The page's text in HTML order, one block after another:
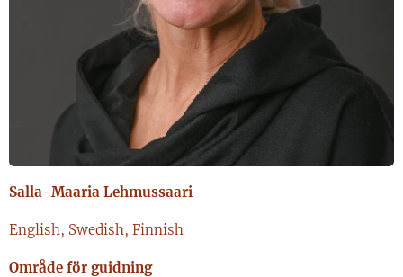
Salla-Maaria Lehmussaari
English, Swedish, Finnish
Område för guidning